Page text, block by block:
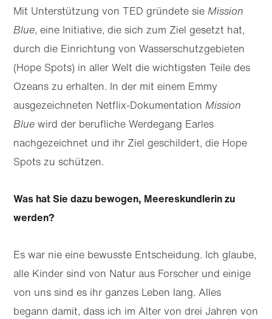
Mit Unterstützung von TED gründete sieMission
Blue, eine Initiative, die sich zum Ziel gesetzt hat,
durch die Einrichtung von Wasserschutzgebieten
(Hope Spots) in aller Welt die wichtigsten Teile des
Ozeans zu erhalten. In der mit einem Emmy
ausgezeichneten Netflix-DokumentationMission
Blue wird der berufliche Werdegang Earles
nachgezeichnet und ihr Ziel geschildert, die Hope
Spots zu schützen.
Was hat Sie dazu bewogen, Meereskundlerin zu
werden?
Es war nie eine bewusste Entscheidung. Ich glaube,
alle Kinder sind von Natur aus Forscher und einige
von uns sind es ihr ganzes Leben lang. Alles
begann damit, dass ich im Alter von drei Jahren von